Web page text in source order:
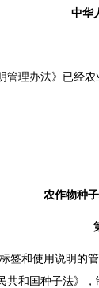
中华人
办法》已经农
农作物种子
第
和使用说明的管
和国种子法》，